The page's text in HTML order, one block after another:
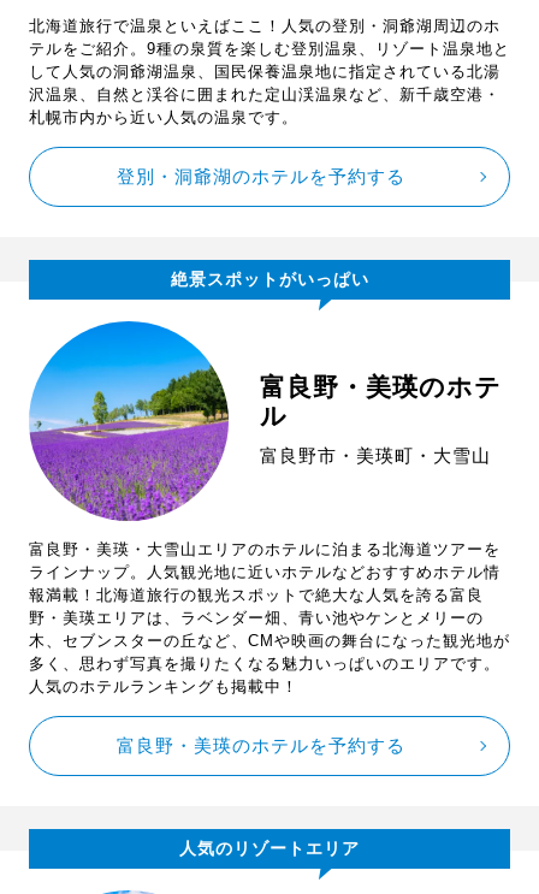
北海道旅行で温泉といえばここ！人気の登別・洞爺湖周辺のホ
テルをご紹介。9種の泉質を楽しむ登別温泉、リゾート温泉地と
して人気の洞爺湖温泉、国民保養温泉地に指定されている北湯
沢温泉、自然と渓谷に囲まれた定山渓温泉など、新千歳空港・
札幌市内から近い人気の温泉です。
登別・洞爺湖のホテルを予約する
絶景スポットがいっぱい
富良野・美瑛のホテ
ル
富良野市・美瑛町・大雪山
富良野・美瑛・大雪山エリアのホテルに泊まる北海道ツアーを
ラインナップ。人気観光地に近いホテルなどおすすめホテル情
報満載！北海道旅行の観光スポットで絶大な人気を誇る富良
野・美瑛エリアは、ラベンダー畑、青い池やケンとメリーの
木、セブンスターの丘など、CMや映画の舞台になった観光地が
多く、思わず写真を撮りたくなる魅力いっぱいのエリアです。
人気のホテルランキングも掲載中！
富良野・美瑛のホテルを予約する
人気のリゾートエリア